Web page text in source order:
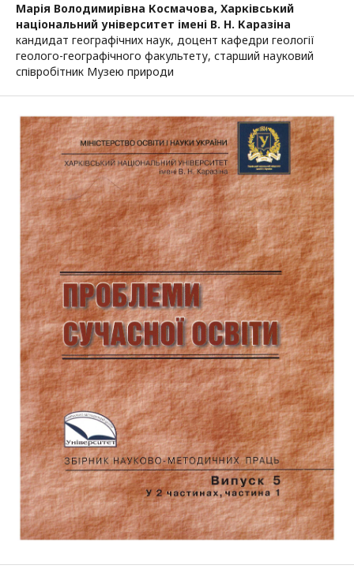
Марія Володимирівна Космачова, Харківський
національний університет імені В. Н. Каразіна
кандидат географічних наук, доцент кафедри геології
геолого-географічного факультету, старший науковий
співробітник Музею природи